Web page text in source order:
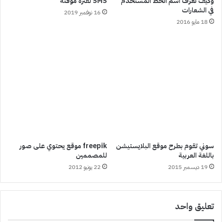
في الشعارات
18 مايو 2016
16 نوفمبر 2019
سوني تقوم بطرح موقع البلايستيشن
باللغة العربية
19 ديسمبر 2015
freepik موقع يحتوي على صور
للمصممين
22 يونيو 2012
تعليق واحد